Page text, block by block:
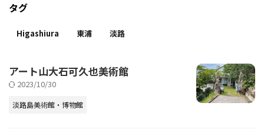
タグ
Higashiura 東浦 淡路
アート山大石可久也美術館
2023/10/30
淡路島美術館・博物館